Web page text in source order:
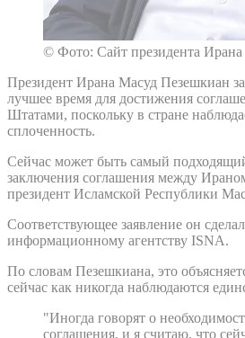
© Фото: Сайт президента Ирана
Президент Ирана Масуд Пезешкиан
лучшее время для достижения
Штатами, поскольку в стране
сплоченность.
Сейчас может быть самый
заключения соглашения между
президент Исламской Республики
Соответствующее заявление он
информационному агентству ISNA.
По словам Пезешкиана, это
сейчас как никогда наблюдаются
"Иногда говорят о
соглашения, и я считаю, что